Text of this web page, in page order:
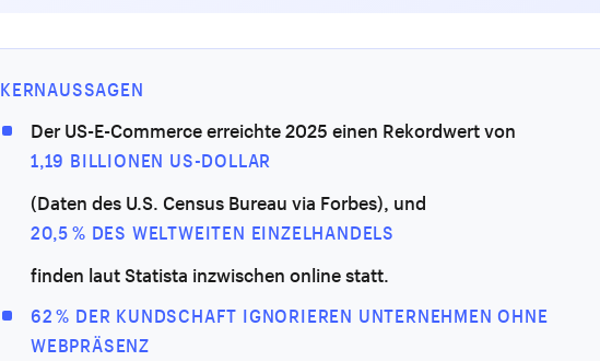
KERNAUSSAGEN
Der US-E-Commerce erreichte 2025 einen Rekordwert von
1,19 BILLIONEN US-DOLLAR
(Daten des U.S. Census Bureau via Forbes), und
20,5 % DES WELTWEITEN EINZELHANDELS
finden laut Statista inzwischen online statt.
62 % DER KUNDSCHAFT IGNORIEREN UNTERNEHMEN OHNE
WEBPRÄSENZ